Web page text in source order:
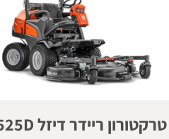
טרקטורון ריידר דיזל P525D